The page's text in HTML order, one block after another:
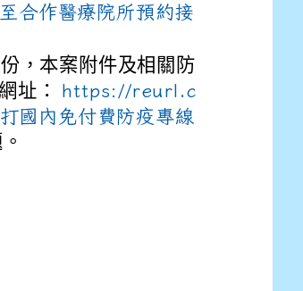
合作醫療院所預約接
，本案附件及相關防
址： https://reurl.c
國內免付費防疫專線